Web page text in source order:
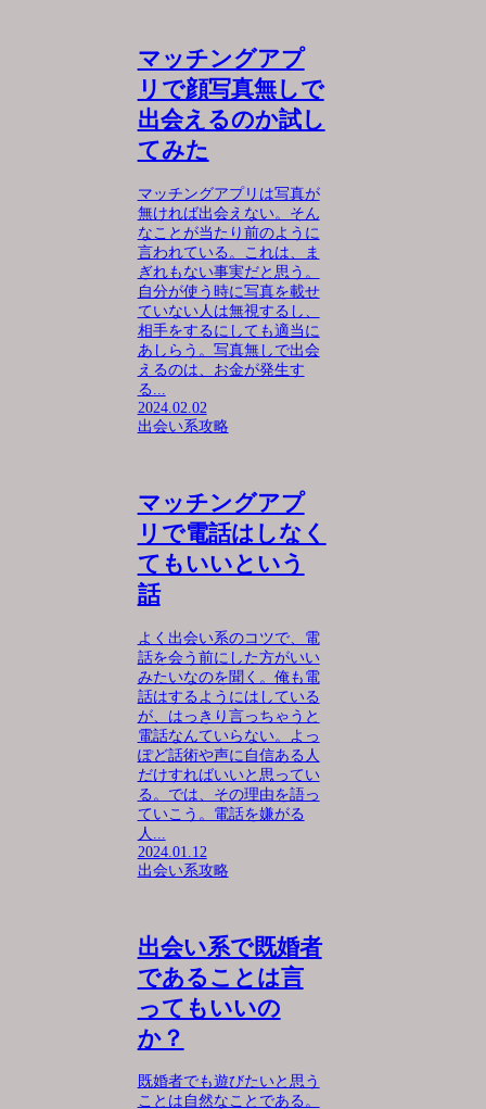
マッチングアプ
リで顔写真無しで
出会えるのか試し
てみた
マッチングアプリは写真が
無ければ出会えない。そん
なことが当たり前のように
言われている。これは、ま
ぎれもない事実だと思う。
自分が使う時に写真を載せ
ていない人は無視するし、
相手をするにしても適当に
あしらう。写真無しで出会
えるのは、お金が発生す
る...
2024.02.02
出会い系攻略
マッチングアプ
リで電話はしなく
てもいいという
話
よく出会い系のコツで、電
話を会う前にした方がいい
みたいなのを聞く。俺も電
話はするようにはしている
が、はっきり言っちゃうと
電話なんていらない。よっ
ぽど話術や声に自信ある人
だけすればいいと思ってい
る。では、その理由を語っ
ていこう。電話を嫌がる
人...
2024.01.12
出会い系攻略
出会い系で既婚者
であることは言
ってもいいの
か？
既婚者でも遊びたいと思う
ことは自然なことである。